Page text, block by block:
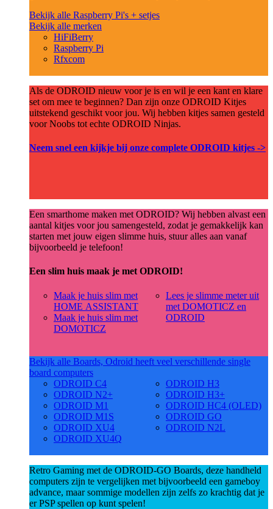
Bekijk alle Raspberry Pi's + setjes
Bekijk alle merken
HiFiBerry
Raspberry Pi
Rfxcom
Als de ODROID nieuw voor je is en wil je een kant en klare
set om mee te beginnen? Dan zijn onze ODROID Kitjes
uitstekend geschikt voor jou. Wij hebben kitjes samen gesteld
voor Noobs tot echte ODROID Ninjas.
Neem snel een kijkje bij onze complete ODROID kitjes ->
Een smarthome maken met ODROID? Wij hebben alvast een
aantal kitjes voor jou samengesteld, zodat je gemakkelijk kan
starten met jouw eigen slimme huis, stuur alles aan vanaf
bijvoorbeeld je telefoon!
Een slim huis maak je met ODROID!
Maak je huis slim met
HOME ASSISTANT
Maak je huis slim met
DOMOTICZ
Lees je slimme meter uit
met DOMOTICZ en
ODROID
Bekijk alle Boards, Odroid heeft veel verschillende single
board computers
ODROID C4
ODROID N2+
ODROID M1
ODROID M1S
ODROID XU4
ODROID XU4Q
ODROID H3
ODROID H3+
ODROID HC4 (OLED)
ODROID GO
ODROID N2L
Retro Gaming met de ODROID-GO Boards, deze handheld
computers zijn te vergelijken met bijvoorbeeld een gameboy
advance, maar sommige modellen zijn zelfs zo krachtig dat je
er PSP spellen op kunt spelen!